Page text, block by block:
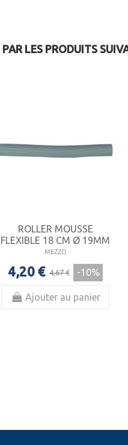
LES PRODUITS
ROLLER MOUSSE
FLEXIBLE 18 CM Ø 19MM
MEZZO
4,20 € 4,67 € -10%
Ajouter au panier